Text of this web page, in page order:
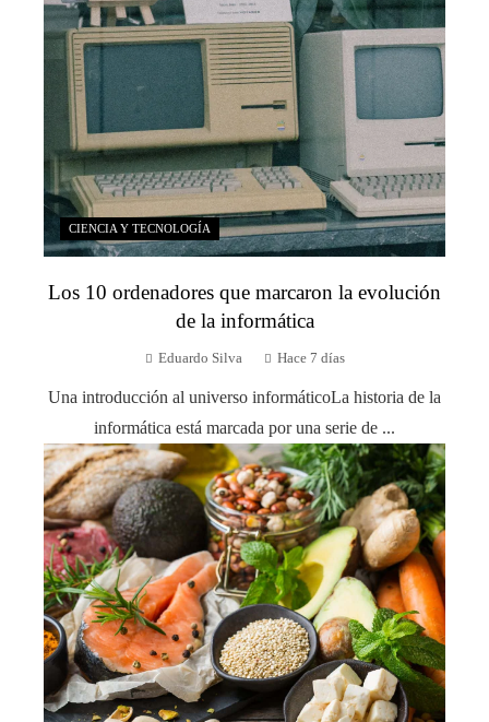
CIENCIA Y TECNOLOGÍA
Los 10 ordenadores que marcaron la evolución
de la informática
Eduardo Silva Hace 7 días
Una introducción al universo informáticoLa historia de la
informática está marcada por una serie de ...